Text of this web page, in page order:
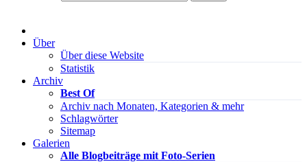
Über
Über diese Website
Statistik
Archiv
Best Of
Archiv nach Monaten, Kategorien & mehr
Schlagwörter
Sitemap
Galerien
Alle Blogbeiträge mit Foto-Serien